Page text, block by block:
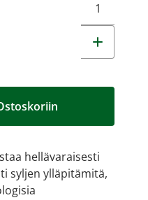
hellävaraisesti
syljen ylläpitämitä,